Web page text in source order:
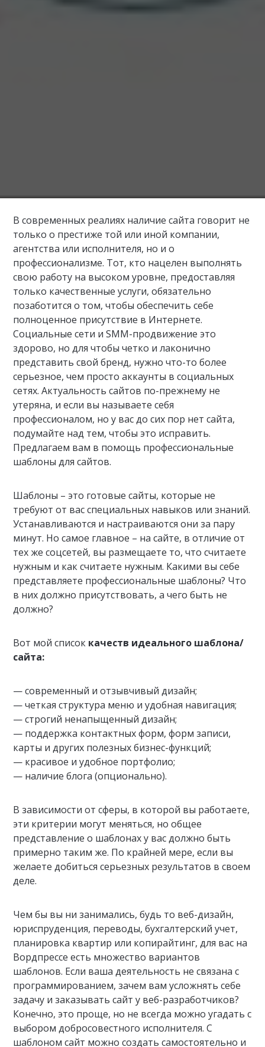
В современных реалиях наличие сайта говорит не
только о престиже той или иной компании,
агентства или исполнителя, но и о
профессионализме. Тот, кто нацелен выполнять
свою работу на высоком уровне, предоставляя
только качественные услуги, обязательно
позаботится о том, чтобы обеспечить себе
полноценное присутствие в Интернете.
Социальные сети и SMM-продвижение это
здорово, но для чтобы четко и лаконично
представить свой бренд, нужно что-то более
серьезное, чем просто аккаунты в социальных
сетях. Актуальность сайтов по-прежнему не
утеряна, и если вы называете себя
профессионалом, но у вас до сих пор нет сайта,
подумайте над тем, чтобы это исправить.
Предлагаем вам в помощь профессиональные
шаблоны для сайтов.
Шаблоны – это готовые сайты, которые не
требуют от вас специальных навыков или знаний.
Устанавливаются и настраиваются они за пару
минут. Но самое главное – на сайте, в отличие от
тех же соцсетей, вы размещаете то, что считаете
нужным и как считаете нужным. Какими вы себе
представляете профессиональные шаблоны? Что
в них должно присутствовать, а чего быть не
должно?
Вот мой список качеств идеального шаблона/
сайта:
— современный и отзывчивый дизайн;
— четкая структура меню и удобная навигация;
— строгий ненапыщенный дизайн;
— поддержка контактных форм, форм записи,
карты и других полезных бизнес-функций;
— красивое и удобное портфолио;
— наличие блога (опционально).
В зависимости от сферы, в которой вы работаете,
эти критерии могут меняться, но общее
представление о шаблонах у вас должно быть
примерно таким же. По крайней мере, если вы
желаете добиться серьезных результатов в своем
деле.
Чем бы вы ни занимались, будь то веб-дизайн,
юриспруденция, переводы, бухгалтерский учет,
планировка квартир или копирайтинг, для вас на
Вордпрессе есть множество вариантов
шаблонов. Если ваша деятельность не связана с
программированием, зачем вам усложнять себе
задачу и заказывать сайт у веб-разработчиков?
Конечно, это проще, но не всегда можно угадать с
выбором добросовестного исполнителя. С
шаблоном сайт можно создать самостоятельно и